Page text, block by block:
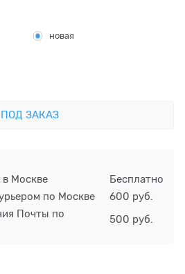
новая
ПОД ЗАКАЗ
Москве
Бесплатно
по Москве
600 руб.
Почты по
500 руб.